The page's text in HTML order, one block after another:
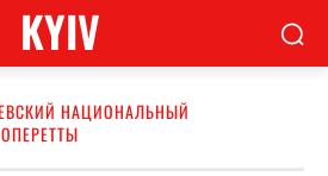
KYIV
НАЦИОНАЛЬНЫЙ